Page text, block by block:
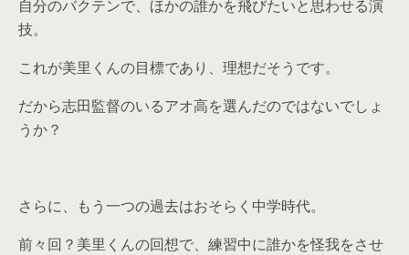
自分のバクテンで、ほかの誰かを飛びたいと思わせる演
技。
これが美里くんの目標であり、理想だそうです。
だから志田監督のいるアオ高を選んだのではないでしょ
うか？
さらに、もう一つの過去はおそらく中学時代。
前々回？美里くんの回想で、練習中に誰かを怪我をさせ